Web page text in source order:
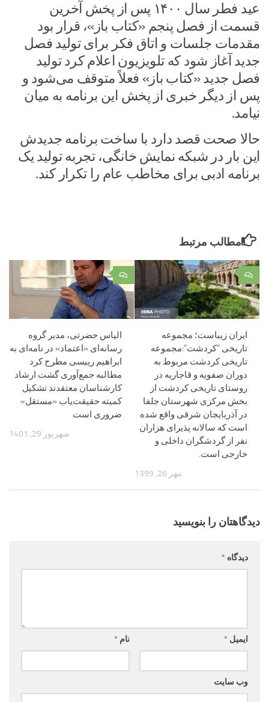
عید فطر سال ۱۴۰۰ پس از پخش آخرین
قسمت از فصل پنجم «کتاب‌ باز»، قرار بود
مقدمات جلسات و اتاق فکر برای تولید فصل
جدید آغاز شود که تلویزیون اعلام کرد تولید
فصل جدید «کتاب‌ باز» فعلاً متوقف می‌شود و
پس از دیگر خبری از پخش این برنامه به میان
نیامد.
حالا صحت قصد دارد با ساخت برنامه جدیدش
این بار در شبکه نمایش خانگی، تجربه تولید یک
برنامه ادبی برای مخاطب عام را تکرار کند.
مطالب مرتبط
۰
الیاس حضرتی، مدیر گروه
رسانه‌ای «اعتماد» در نامه‌ای به
ابراهیم رییسی مطرح کرد
مطالبه جمع‌آوری گشت ارشاد
کارشناسان معتقدند تشکیل
کمیته حقیقت‌یاب «مستقل»
ضروری است
شهریور 29, 1401
۰
ایران زیباست؛ مجموعه
تاریخی “کردشت”:مجموعه
تاریخی کردشت مربوط به
دوران صفویه و قاجاریه در
روستای تاریخی کردشت از
بخش مرکزی شهرستان جلفا
در آذربایجان شرقی واقع شده
است که سالانه پذیرای هزاران
نفر از گردشگران داخلی و
خارجی است.
مهر 26, 1399
دیدگاهتان را بنویسید
دیدگاه *
نام * ایمیل *
وب‌ سایت